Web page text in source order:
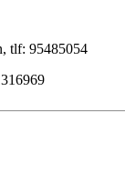
tlf: 95485054